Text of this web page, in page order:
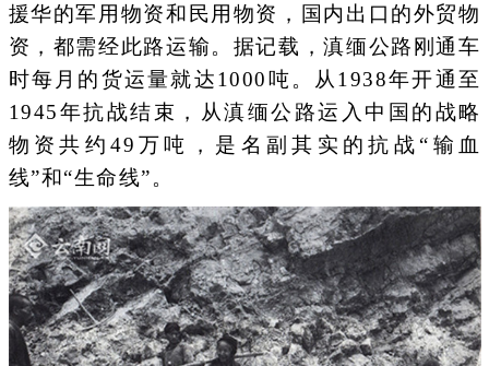
援华的军用物资和民用物资，国内出口的外贸物
资，都需经此路运输。据记载，滇缅公路刚通车
时每月的货运量就达1000吨。从1938年开通至
1945年抗战结束，从滇缅公路运入中国的战略
物资共约49万吨，是名副其实的抗战“输血
线”和“生命线”。